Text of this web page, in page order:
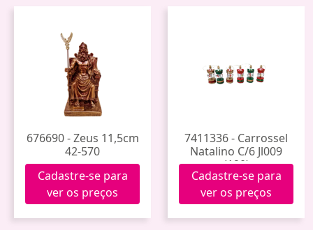
676690 - Zeus 11,5cm
42-570
Cadastre-se para
ver os preços
7411336 - Carrossel
Natalino C/6 Jl009
(120)
Cadastre-se para
ver os preços